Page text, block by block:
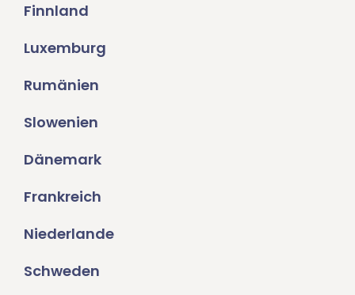
Finnland
Luxemburg
Rumänien
Slowenien
Dänemark
Frankreich
Niederlande
Schweden